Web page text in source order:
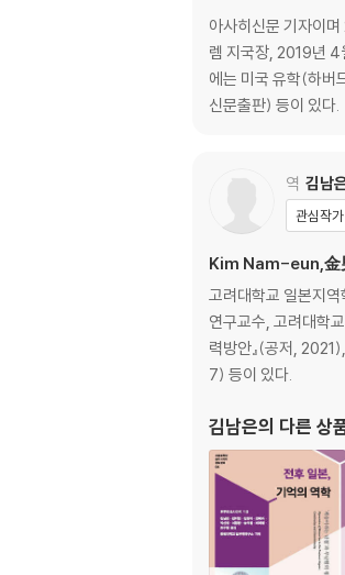
제4장 ‘핵무기 현대화
‘핵무기 없는 세상’ /
핵전략 / 핵 ‘선제불사
ICBM 발사실험과 마
전략무기감축협정(신
제6장 불투명한 핵정
직면한 두 가지 과제 /
바이든 행정부 고위관
제7장 미국의 피폭자
미국 핵전력의 원점 /
신들이 피해를 입게 된
아사히신문 기자이
렘 지국장, 2019년 4
에는 미국 유학(하버
신문출판) 등이 있다.
역 김남
관심작
Kim Nam-eun,金
고려대학교 일본지
연구교수, 고려대학
력방안』(공저,
7) 등이 있다.
김남은의 다른 상